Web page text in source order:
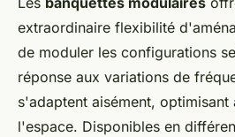
extraordinaire flexibilité
de moduler les configurations
réponse aux variations de
s'adaptent aisément,
l'espace. Disponibles en